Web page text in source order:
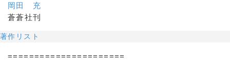
岡田 充
蒼蒼社刊
著作リスト
======================